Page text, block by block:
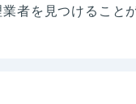
者を見つけること